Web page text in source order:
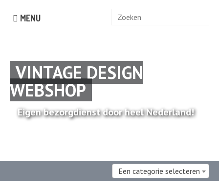
MENU
Zoek
VINTAGE DESIGN
WEBSHOP
Eigen bezorgdienst door heel Nederland!
Een categorie selecteren